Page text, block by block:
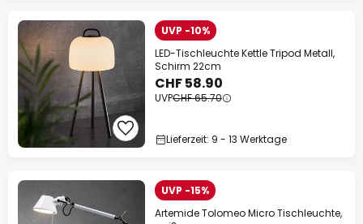
UVP -10%
LED-Tischleuchte Kettle Tripod Metall,
Schirm 22cm
CHF 58.90
UVPCHF 65.70
Lieferzeit: 9 - 13 Werktage
UVP -15%
Artemide Tolomeo Micro Tischleuchte,